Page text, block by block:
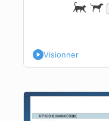
Visionner